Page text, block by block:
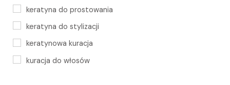
keratyna do prostowania
keratyna do stylizacji
keratynowa kuracja
kuracja do włosów